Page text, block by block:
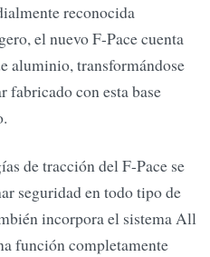
reconocida
el nuevo F-Pace cuenta
aluminio, transformándose
fabricado con esta base
de tracción del F-Pace se
seguridad en todo tipo de
incorpora el sistema All
función completamente